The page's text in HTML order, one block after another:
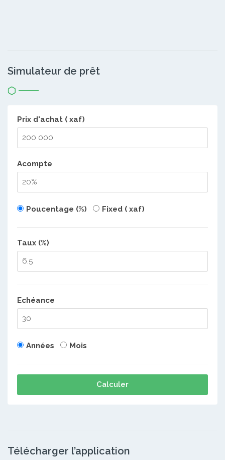
Simulateur de prêt
Prix d'achat ( xaf)
Acompte
Poucentage (%) Fixed ( xaf)
Taux (%)
Echéance
Années Mois
Calculer
Télécharger l’application